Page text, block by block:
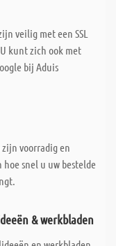
veilig met een SSL
kunt zich ook met
bij Aduis
voorradig en
snel u uw bestelde
& werkbladen